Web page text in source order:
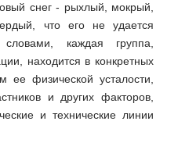
снег - рыхлый, мокрый,
что его не удается
каждая группа,
находится в конкретных
ее физической усталости,
и других факторов,
и технические линии